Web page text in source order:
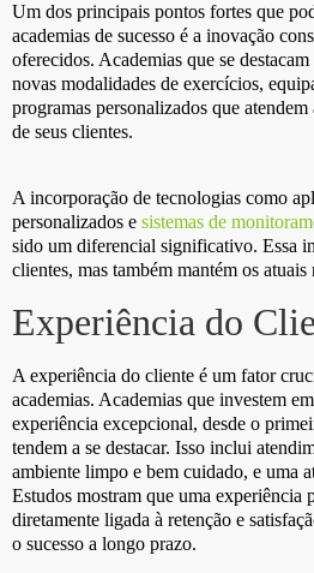
Um dos principais pontos fortes que
academias de sucesso é a inovação
oferecidos. Academias que se
novas modalidades de exercícios,
programas personalizados que atendem
de seus clientes.
A incorporação de tecnologias como
personalizados e sistemas de
sido um diferencial significativo. Essa
clientes, mas também mantém os
Experiência do
A experiência do cliente é um fator
academias. Academias que investem
experiência excepcional, desde o
tendem a se destacar. Isso inclui
ambiente limpo e bem cuidado, e uma
Estudos mostram que uma experiência
diretamente ligada à retenção e
o sucesso a longo prazo.